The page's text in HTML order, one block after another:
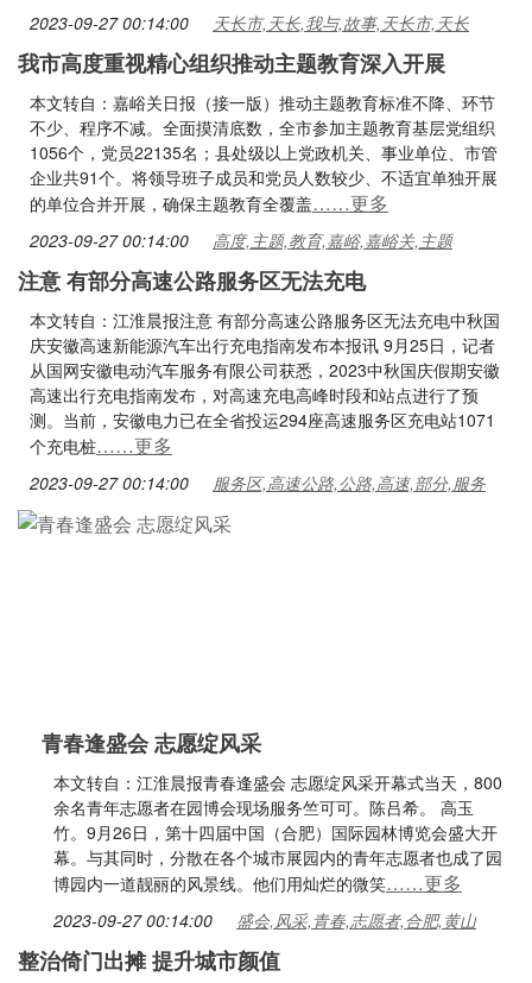
2023-09-27 00:14:00 天长市,天长,我与,故事,天长市,天长
我市高度重视精心组织推动主题教育深入开展
本文转自：嘉峪关日报（接一版）推动主题教育标准不降、环节
不少、程序不减。全面摸清底数，全市参加主题教育基层党组织
1056个，党员22135名；县处级以上党政机关、事业单位、市管
企业共91个。将领导班子成员和党员人数较少、不适宜单独开展
的单位合并开展，确保主题教育全覆盖……更多
2023-09-27 00:14:00 高度,主题,教育,嘉峪,嘉峪关,主题
注意 有部分高速公路服务区无法充电
本文转自：江淮晨报注意 有部分高速公路服务区无法充电中秋国
庆安徽高速新能源汽车出行充电指南发布本报讯 9月25日，记者
从国网安徽电动汽车服务有限公司获悉，2023中秋国庆假期安徽
高速出行充电指南发布，对高速充电高峰时段和站点进行了预
测。当前，安徽电力已在全省投运294座高速服务区充电站1071
个充电桩……更多
2023-09-27 00:14:00 服务区,高速公路,公路,高速,部分,服务
青春逢盛会 志愿绽风采
本文转自：江淮晨报青春逢盛会 志愿绽风采开幕式当天，800
余名青年志愿者在园博会现场服务竺可可。陈吕希。 高玉
竹。9月26日，第十四届中国（合肥）国际园林博览会盛大开
幕。与其同时，分散在各个城市展园内的青年志愿者也成了园
博园内一道靓丽的风景线。他们用灿烂的微笑……更多
2023-09-27 00:14:00 盛会,风采,青春,志愿者,合肥,黄山
整治倚门出摊 提升城市颜值